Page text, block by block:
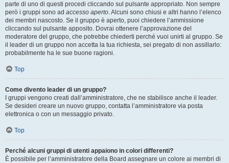
parte di uno di questi procedi cliccando sul pulsante appropriato. Non sempre
però i gruppi sono ad accesso aperto. Alcuni sono chiusi e altri hanno l’elenco
dei membri nascosto. Se il gruppo è aperto, puoi chiedere l’ammissione
cliccando sul pulsante apposito. Dovrai ottenere l’approvazione del
moderatore del gruppo, che potrebbe chiederti perché vuoi unirti al gruppo. Se
il leader di un gruppo non accetta la tua richiesta, sei pregato di non assillarlo:
probabilmente ha le sue buone ragioni.
Top
Come divento leader di un gruppo?
I gruppi vengono creati dall’amministratore, che ne stabilisce anche il leader.
Se desideri creare un nuovo gruppo, contatta l’amministratore via posta
elettronica o con un messaggio privato.
Top
Perché alcuni gruppi di utenti appaiono in colori differenti?
È possibile per l’amministratore della Board assegnare un colore ai membri di